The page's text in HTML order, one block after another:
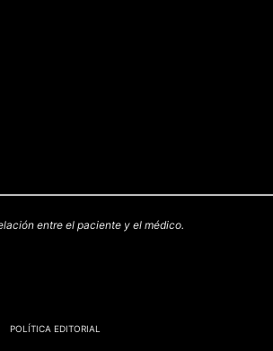
entre el paciente y el médico.
POLÍTICA EDITORIAL